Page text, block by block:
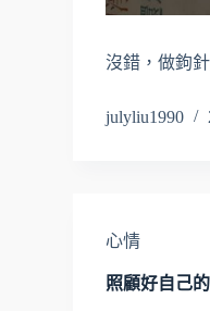
沒錯，做鉤
julyliu1990
心情
照顧好自己